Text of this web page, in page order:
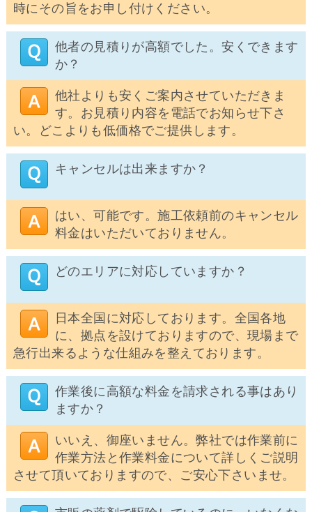
時にその旨をお申し付けください。
他者の見積りが高額でした。安くできます
か？
他社よりも安くご案内させていただきま
す。お見積り内容を電話でお知らせ下さ
い。どこよりも低価格でご提供します。
キャンセルは出来ますか？
はい、可能です。施工依頼前のキャンセル
料金はいただいておりません。
どのエリアに対応していますか？
日本全国に対応しております。全国各地
に、拠点を設けておりますので、現場まで
急行出来るような仕組みを整えております。
作業後に高額な料金を請求される事はあり
ますか？
いいえ、御座いません。弊社では作業前に
作業方法と作業料金について詳しくご説明
させて頂いておりますので、ご安心下さいませ。